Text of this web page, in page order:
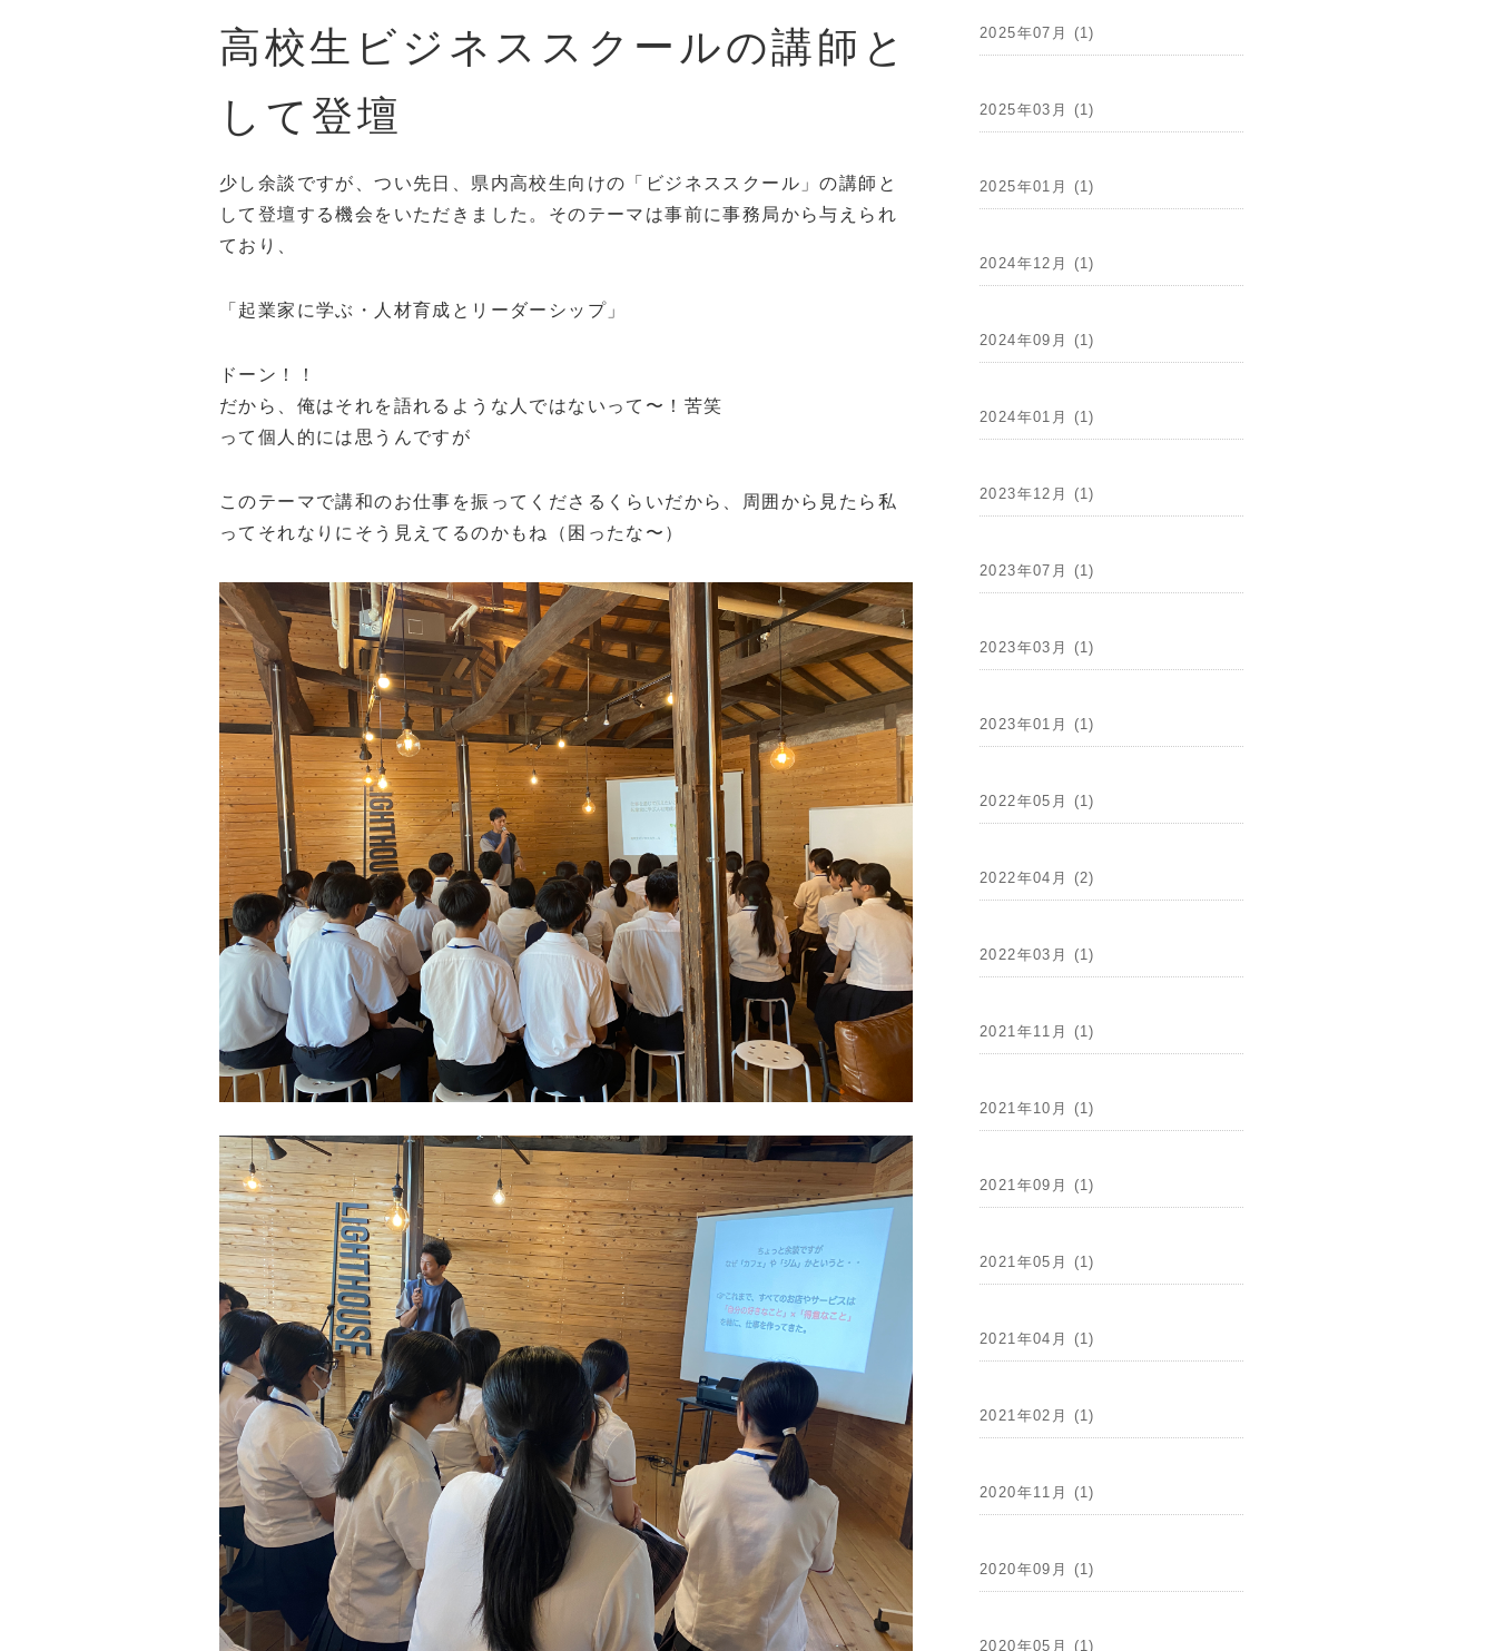
高校生ビジネススクールの講師と
して登壇
少し余談ですが、つい先日、県内高校生向けの「ビジネススクール」の講師と
して登壇する機会をいただきました。そのテーマは事前に事務局から与えられ
ており、
「起業家に学ぶ・人材育成とリーダーシップ」
ドーン！！
だから、俺はそれを語れるような人ではないって〜！苦笑
って個人的には思うんですが
このテーマで講和のお仕事を振ってくださるくらいだから、周囲から見たら私
ってそれなりにそう見えてるのかもね（困ったな〜）
2025年07月 (1)
2025年03月 (1)
2025年01月 (1)
2024年12月 (1)
2024年09月 (1)
2024年01月 (1)
2023年12月 (1)
2023年07月 (1)
2023年03月 (1)
2023年01月 (1)
2022年05月 (1)
2022年04月 (2)
2022年03月 (1)
2021年11月 (1)
2021年10月 (1)
2021年09月 (1)
2021年05月 (1)
2021年04月 (1)
2021年02月 (1)
2020年11月 (1)
2020年09月 (1)
2020年05月 (1)